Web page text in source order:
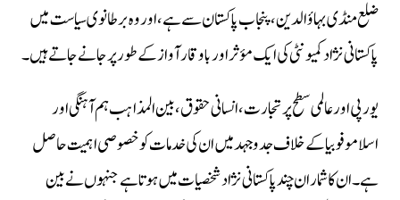
ضلع منڈی بہاؤالدین، پنجاب پاکستان سے ہے، اور وہ برطانوی سیاست میں
پاکستانی نژاد کمیونٹی کی ایک مؤثر اور باوقار آواز کے طور پر جانے جاتے ہیں۔
یورپی اور عالمی سطح پر تجارت، انسانی حقوق، بین المذاہب ہم آہنگی اور
اسلاموفوبیا کے خلاف جدوجہد میں ان کی خدمات کو خصوصی اہمیت حاصل
ہے۔ ان کا شمار ان چند پاکستانی نژاد شخصیات میں ہوتا ہے جنہوں نے بین